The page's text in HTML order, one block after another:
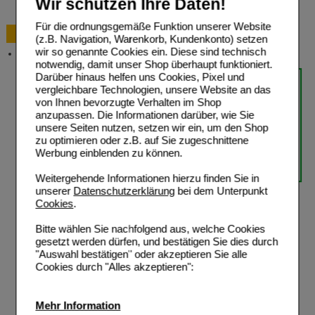
Wir schützen Ihre Daten!
Für die ordnungsgemäße Funktion unserer Website
(z.B. Navigation, Warenkorb, Kundenkonto) setzen
wir so genannte Cookies ein. Diese sind technisch
notwendig, damit unser Shop überhaupt funktioniert.
Darüber hinaus helfen uns Cookies, Pixel und
vergleichbare Technologien, unsere Website an das
von Ihnen bevorzugte Verhalten im Shop
anzupassen. Die Informationen darüber, wie Sie
unsere Seiten nutzen, setzen wir ein, um den Shop
zu optimieren oder z.B. auf Sie zugeschnittene
Werbung einblenden zu können.
Weitergehende Informationen hierzu finden Sie in
unserer Datenschutzerklärungbei dem Unterpunkt
Cookies.
Bitte wählen Sie nachfolgend aus, welche Cookies
gesetzt werden dürfen, und bestätigen Sie dies durch
"Auswahl bestätigen" oder akzeptieren Sie alle
Cookies durch "Alles akzeptieren":
Mehr Information
Bestellung
Versandkosten